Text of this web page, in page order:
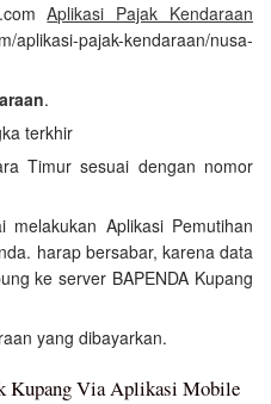
Aplikasi Pajak Kendaraan
aplikasi-pajak-kendaraan/nusa-
.
terkhir
Timur sesuai dengan nomor
Aplikasi Pemutihan
harap bersabar, karena data
ke server BAPENDA Kupang
yang dibayarkan.
Kupang Via Aplikasi Mobile